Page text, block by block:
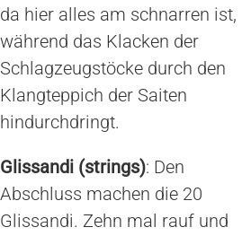
da hier alles am schnarren ist,
während das Klacken der
Schlagzeugstöcke durch den
Klangteppich der Saiten
hindurchdringt.
Glissandi (strings): Den
Abschluss machen die 20
Glissandi. Zehn mal rauf und